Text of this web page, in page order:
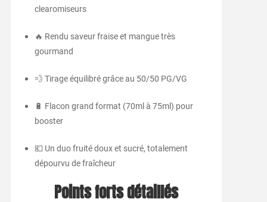
clearomiseurs
🔥 Rendu saveur fraise et mangue très
gourmand
💨 Tirage équilibré grâce au 50/50 PG/VG
🔋 Flacon grand format (70ml à 75ml) pour
booster
💶 Un duo fruité doux et sucré, totalement
dépourvu de fraîcheur
Points forts détaillés